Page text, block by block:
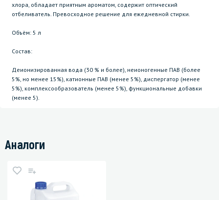
хлора, обладает приятным ароматом, содержит оптический
отбеливатель. Превосходное решение для ежедневной стирки.
Объём: 5 л
Состав:
Деионизированная вода (30 % и более), неионогенные ПАВ (более
5%, но менее 15%), катионные ПАВ (менее 5%), диспергатор (менее
5%), комплексообразователь (менее 5%), функциональные добавки
(менее 5).
Аналоги